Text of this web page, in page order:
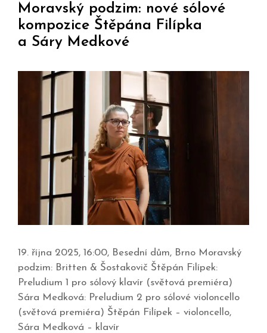
Moravský podzim: nové sólové
kompozice Štěpána Filípka
a Sáry Medkové
19. října 2025, 16:00, Besední dům, Brno Moravský
podzim: Britten & Šostakovič Štěpán Filípek:
Preludium 1 pro sólový klavír (světová premiéra)
Sára Medková: Preludium 2 pro sólové violoncello
(světová premiéra) Štěpán Filípek – violoncello,
Sára Medková – klavír